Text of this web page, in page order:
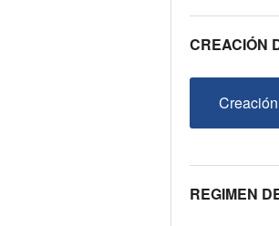
CREACIÓN
REGIMEN